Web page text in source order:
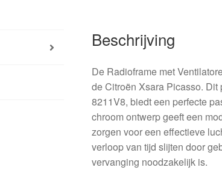
Beschrijving
De Radioframe met
de Citroën Xsara Picasso. Dit
8211V8, biedt een perfecte
chroom ontwerp geeft een
zorgen voor een effectieve
verloop van tijd slijten door
vervanging noodzakelijk is.